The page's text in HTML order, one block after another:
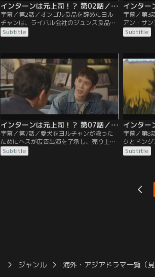
インターンは元上司！？ 第02話／字幕
字幕／第2話／オンゴル食品を辞めたヨル
チャンは、ライバル会社のジュンス食品に
転職する。そこで商品化した“激辛鶏焼き
そば”が海外でもヒットし、マーケティン
が配属されるが、その中の1人がマンシク
だった。5年ぶりに再会した2人は驚きを隠
せないが…。
Subtitle
字幕／第3
アン・サ
ターンとし
ンシク。し
なマンシ
い出して
す。ヨルチ
面を装う
Subtitle
インターンは元上司！？ 第07話／字幕
字幕／第7話／愛犬をヨルチャンが救った
ためにヘスが広告出演を了承し、売り上げ
増加に貢献する。ジュンスから煽てられて
気が大きくなったマンシクは、インターン
Subtitle
字幕／第8
クとドン
プされ、タ
が発案者だ
かねたマ
とユンス
Subtitle
ジャンル 海外・アジアドラマ一覧（見